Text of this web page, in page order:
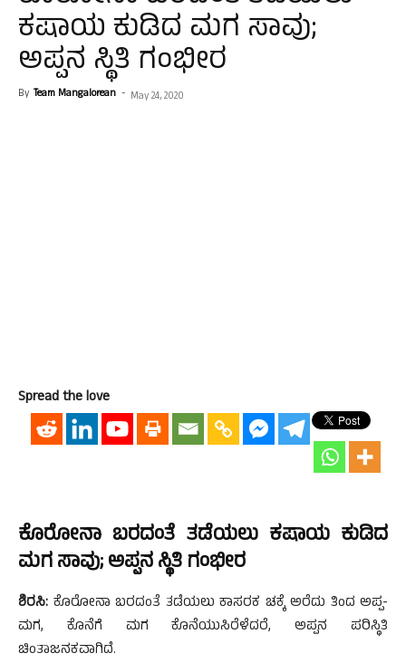
ಕಷಾಯ ಕುಡಿದ ಮಗ ಸಾವು;
ಅಪ್ಪನ ಸ್ಥಿತಿ ಗಂಭೀರ
By Team Mangalorean - May 24, 2020
Spread the love
ಕೊರೋನಾ ಬರದಂತೆ ತಡೆಯಲು ಕಷಾಯ ಕುಡಿದ
ಮಗ ಸಾವು; ಅಪ್ಪನ ಸ್ಥಿತಿ ಗಂಭೀರ
ಶಿರಸಿ: ಕೊರೋನಾ ಬರದಂತೆ ತಡೆಯಲು ಕಾಸರಕ ಚಕ್ಕೆ ಅರೆದು ತಿಂದ ಅಪ್ಪ-
ಮಗ, ಕೊನೆಗೆ ಮಗ ಕೊನೆಯುಸಿರೆಳೆದರೆ, ಅಪ್ಪನ ಪರಿಸ್ಥಿತಿ
ಚಿಂತಾಜನಕವಾಗಿದೆ.